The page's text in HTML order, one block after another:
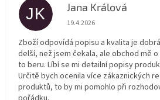
JK Jana Králová
Hodnocení obchodu je 5 z
19.4.2026
Zboží odpovídá popisu a kvalita je
delší, než jsem čekala, ale obchod mě
to beru. Líbí se mi detailní popisy
Určitě bych ocenila více zákaznických
produktů, to by mi pomohlo při